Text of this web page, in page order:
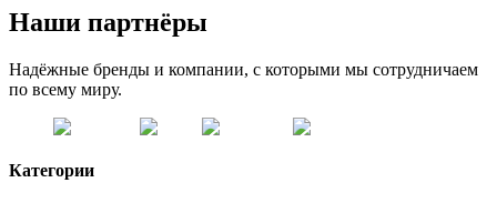
Наши партнёры
Надёжные бренды и компании, с которыми мы сотрудничаем
по всему миру.
Категории